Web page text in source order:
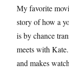
My favorite
story of how a
is by chance
meets with
and makes